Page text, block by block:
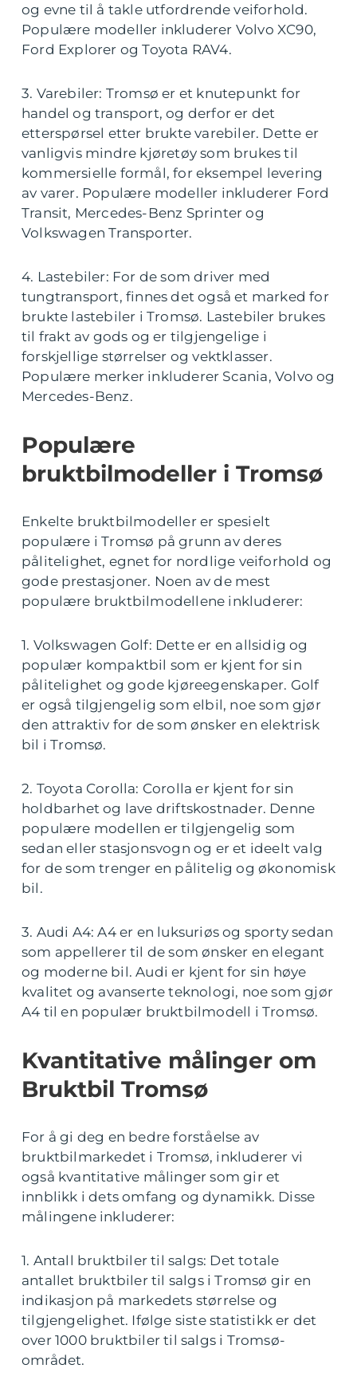
og evne til å takle utfordrende veiforhold.
Populære modeller inkluderer Volvo XC90,
Ford Explorer og Toyota RAV4.
3. Varebiler: Tromsø er et knutepunkt for
handel og transport, og derfor er det
etterspørsel etter brukte varebiler. Dette er
vanligvis mindre kjøretøy som brukes til
kommersielle formål, for eksempel levering
av varer. Populære modeller inkluderer Ford
Transit, Mercedes-Benz Sprinter og
Volkswagen Transporter.
4. Lastebiler: For de som driver med
tungtransport, finnes det også et marked for
brukte lastebiler i Tromsø. Lastebiler brukes
til frakt av gods og er tilgjengelige i
forskjellige størrelser og vektklasser.
Populære merker inkluderer Scania, Volvo og
Mercedes-Benz.
Populære
bruktbilmodeller i Tromsø
Enkelte bruktbilmodeller er spesielt
populære i Tromsø på grunn av deres
pålitelighet, egnet for nordlige veiforhold og
gode prestasjoner. Noen av de mest
populære bruktbilmodellene inkluderer:
1. Volkswagen Golf: Dette er en allsidig og
populær kompaktbil som er kjent for sin
pålitelighet og gode kjøreegenskaper. Golf
er også tilgjengelig som elbil, noe som gjør
den attraktiv for de som ønsker en elektrisk
bil i Tromsø.
2. Toyota Corolla: Corolla er kjent for sin
holdbarhet og lave driftskostnader. Denne
populære modellen er tilgjengelig som
sedan eller stasjonsvogn og er et ideelt valg
for de som trenger en pålitelig og økonomisk
bil.
3. Audi A4: A4 er en luksuriøs og sporty sedan
som appellerer til de som ønsker en elegant
og moderne bil. Audi er kjent for sin høye
kvalitet og avanserte teknologi, noe som gjør
A4 til en populær bruktbilmodell i Tromsø.
Kvantitative målinger om
Bruktbil Tromsø
For å gi deg en bedre forståelse av
bruktbilmarkedet i Tromsø, inkluderer vi
også kvantitative målinger som gir et
innblikk i dets omfang og dynamikk. Disse
målingene inkluderer:
1. Antall bruktbiler til salgs: Det totale
antallet bruktbiler til salgs i Tromsø gir en
indikasjon på markedets størrelse og
tilgjengelighet. Ifølge siste statistikk er det
over 1000 bruktbiler til salgs i Tromsø-
området.